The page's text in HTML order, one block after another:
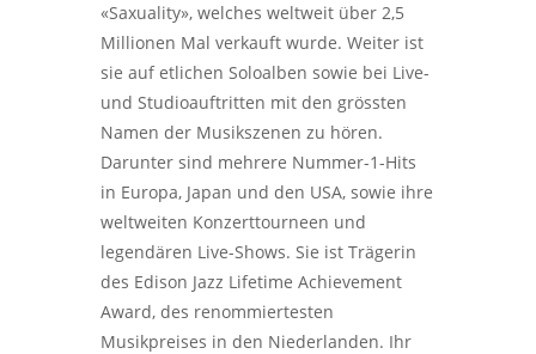
«Saxuality», welches weltweit über 2,5
Millionen Mal verkauft wurde. Weiter ist
sie auf etlichen Soloalben sowie bei Live-
und Studioauftritten mit den grössten
Namen der Musikszenen zu hören.
Darunter sind mehrere Nummer-1-Hits
in Europa, Japan und den USA, sowie ihre
weltweiten Konzerttourneen und
legendären Live-Shows. Sie ist Trägerin
des Edison Jazz Lifetime Achievement
Award, des renommiertesten
Musikpreises in den Niederlanden. Ihr